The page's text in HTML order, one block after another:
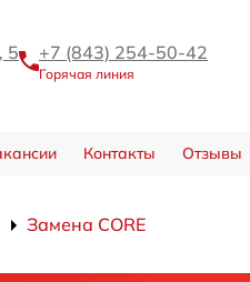
5 +7 (843) 254-50-42
Горячая линия
Контакты Отзывы
Замена CORE